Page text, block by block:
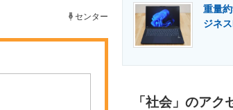
センター
重量
ジネ
「社会」のアク